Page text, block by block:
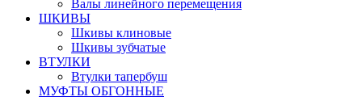
Валы линейного перемещения
ШКИВЫ
Шкивы клиновые
Шкивы зубчатые
ВТУЛКИ
Втулки тапербуш
МУФТЫ ОБГОННЫЕ